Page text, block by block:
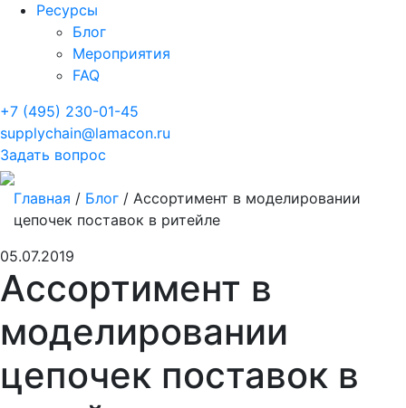
Ресурсы
Блог
Мероприятия
FAQ
+7 (495) 230-01-45
supplychain@lamacon.ru
Задать вопрос
Главная / Блог / Ассортимент в моделировании
цепочек поставок в ритейле
05.07.2019
Ассортимент в
моделировании
цепочек поставок в